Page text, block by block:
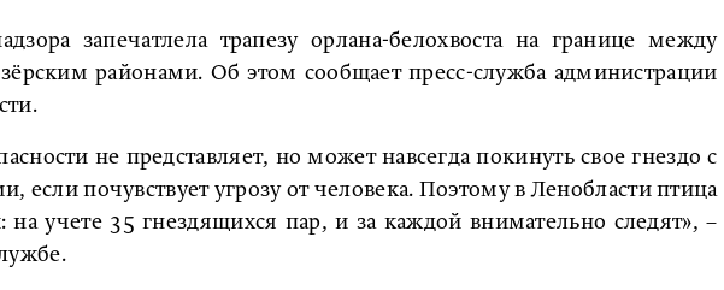
запечатлела трапезу орлана-белохвоста на границе между
районами. Об этом сообщает пресс-служба администрации
не представляет, но может навсегда покинуть свое гнездо с
если почувствует угрозу от человека. Поэтому в Ленобласти птица
на учете 35 гнездящихся пар, и за каждой внимательно следят», –